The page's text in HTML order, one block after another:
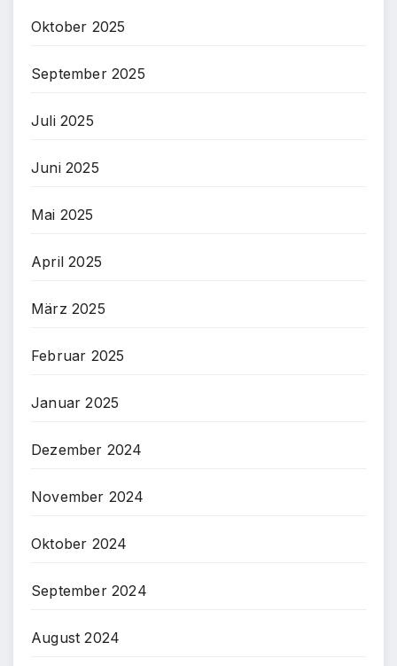
Oktober 2025
September 2025
Juli 2025
Juni 2025
Mai 2025
April 2025
März 2025
Februar 2025
Januar 2025
Dezember 2024
November 2024
Oktober 2024
September 2024
August 2024